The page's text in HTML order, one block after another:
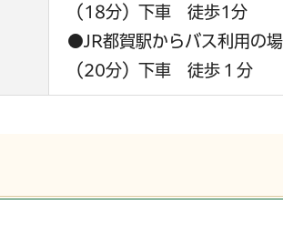
（18分）下車 徒歩1分
●JR都賀駅からバス利用の
（20分）下車 徒歩１分